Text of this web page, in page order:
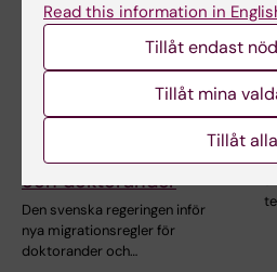
11 jun 2026
Nya
regler för forskare
och doktorander
Den svenska regeringen inför
nya migrationsregler för
doktorander och…
i
Read this information in
Tillåt endast
Tillåt mina
Tillåt alla